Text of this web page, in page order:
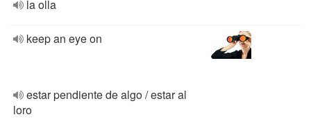
la olla
keep an eye on
estar pendiente de algo / estar al
loro